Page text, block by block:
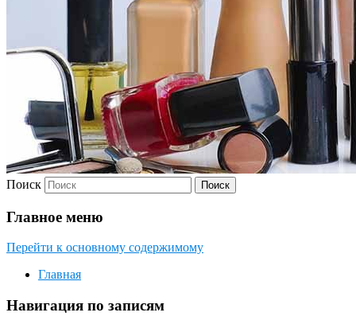
Поиск
Главное меню
Перейти к основному содержимому
Главная
Навигация по записям